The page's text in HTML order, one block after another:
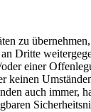
zu
Dritte
einer
keinen
auch immer,